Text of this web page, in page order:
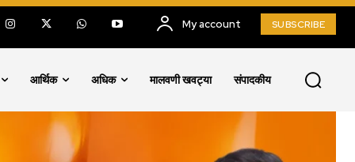
My account SUBSCRIBE
आर्थिक अधिक मालवणी खवट्या संपादकीय